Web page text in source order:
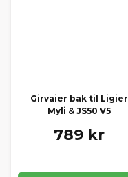
Girvaier bak til Ligier
Myli & JS50 V5
789 kr